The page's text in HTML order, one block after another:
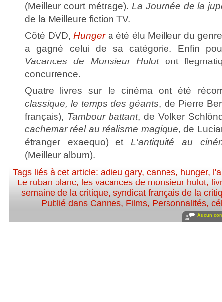
(Meilleur court métrage). La Journée de la
de la Meilleure fiction TV.
Côté DVD,Hungera été élu Meilleur du
a gagné celui de sa catégorie. Enfin
Vacances de Monsieur Hulotont
concurrence.
Quatre livres sur le cinéma ont été
classique, le temps des géants, de Pierre
français), Tambour battant, de Volker
cachemar réel au réalisme magique, de
étranger exaequo) etL'antiquité au
(Meilleur album).
Tags liés à cet article: adieu gary, cannes, hunger,
Le ruban blanc, les vacances de monsieur hulot,
semaine de la critique, syndicat français de la
Publié dans Cannes, Films, Personnalités,
Aucun